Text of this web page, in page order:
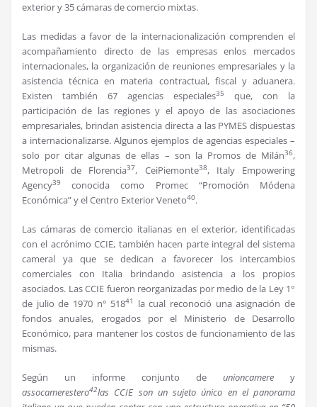
exterior y 35 cámaras de comercio mixtas.
Las medidas a favor de la internacionalización comprenden el
acompañamiento directo de las empresas enlos mercados
internacionales, la organización de reuniones empresariales y la
asistencia técnica en materia contractual, fiscal y aduanera.
Existen también 67 agencias especiales35
que, con la
participación de las regiones y el apoyo de las asociaciones
empresariales, brindan asistencia directa a las PYMES dispuestas
a internacionalizarse. Algunos ejemplos de agencias especiales –
solo por citar algunas de ellas – son la Promos de Milán36,
Metropoli de Florencia37, CeiPiemonte38, Italy Empowering
Agency39
conocida como Promec “Promoción Módena
Económica” y el Centro Exterior Veneto40.
Las cámaras de comercio italianas en el exterior, identificadas
con el acrónimo CCIE, también hacen parte integral del sistema
cameral ya que se dedican a favorecer los intercambios
comerciales con Italia brindando asistencia a los propios
asociados. Las CCIE fueron reorganizadas por medio de la Ley 1°
de julio de 1970 n° 51841
la cual reconoció una asignación de
fondos anuales, erogados por el Ministerio de Desarrollo
Económico, para mantener los costos de funcionamiento de las
mismas.
Según un informe conjunto de unioncamere y
assocamerestero42las CCIE son un sujeto único en el panorama